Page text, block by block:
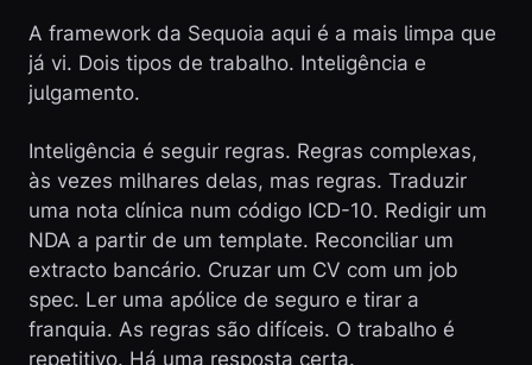
A framework da Sequoia aqui é a mais limpa que
já vi. Dois tipos de trabalho. Inteligência e
julgamento.
Inteligência é seguir regras. Regras complexas,
às vezes milhares delas, mas regras. Traduzir
uma nota clínica num código ICD-10. Redigir um
NDA a partir de um template. Reconciliar um
extracto bancário. Cruzar um CV com um job
spec. Ler uma apólice de seguro e tirar a
franquia. As regras são difíceis. O trabalho é
repetitivo. Há uma resposta certa.